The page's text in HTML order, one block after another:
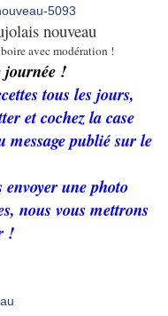
nouveau
avec modération !
journée !
tous les jours,
et cochez la case
message publié sur le
envoyer une photo
nous vous mettrons
!